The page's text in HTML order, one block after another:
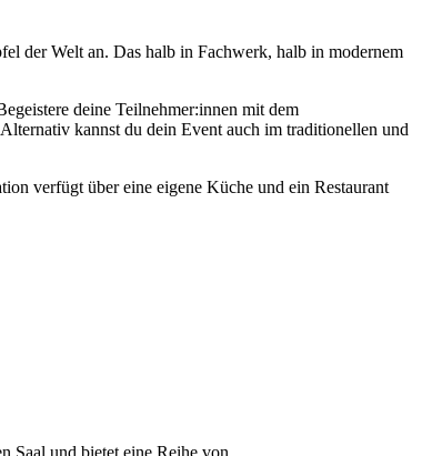
der Welt an. Das halb in Fachwerk, halb in modernem
deine Teilnehmer:innen mit dem
kannst du dein Event auch im traditionellen und
verfügt über eine eigene Küche und ein Restaurant